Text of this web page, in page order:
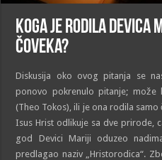
Koga je rodila Devica
čoveka?
Diskusija oko ovog pitanja se
ponovo pokrenulo pitanje;
(Theo Tokos), ili je ona rodila
Isus Hrist odlikuje sa dve prirode,
god Devici Mariji oduzeo
predlagao naziv „Hristorodica“.